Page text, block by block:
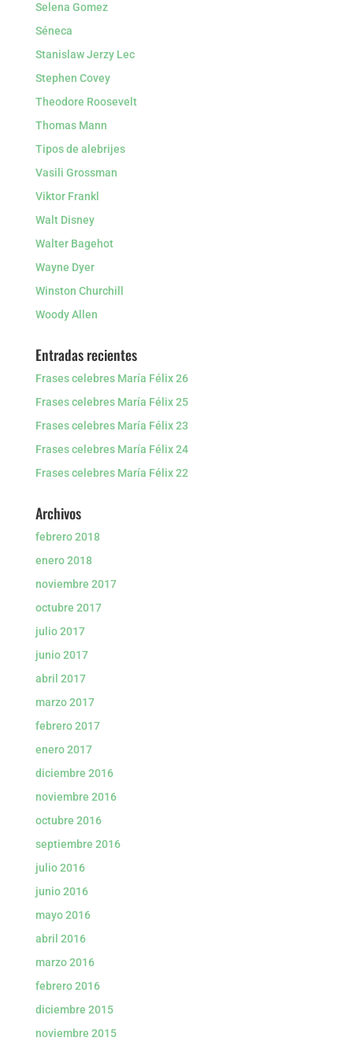
Selena Gomez
Séneca
Stanislaw Jerzy Lec
Stephen Covey
Theodore Roosevelt
Thomas Mann
Tipos de alebrijes
Vasili Grossman
Viktor Frankl
Walt Disney
Walter Bagehot
Wayne Dyer
Winston Churchill
Woody Allen
Entradas recientes
Frases celebres María Félix 26
Frases celebres María Félix 25
Frases celebres María Félix 23
Frases celebres María Félix 24
Frases celebres María Félix 22
Archivos
febrero 2018
enero 2018
noviembre 2017
octubre 2017
julio 2017
junio 2017
abril 2017
marzo 2017
febrero 2017
enero 2017
diciembre 2016
noviembre 2016
octubre 2016
septiembre 2016
julio 2016
junio 2016
mayo 2016
abril 2016
marzo 2016
febrero 2016
diciembre 2015
noviembre 2015